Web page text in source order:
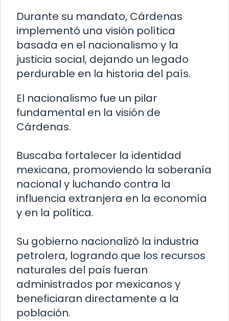
Durante su mandato, Cárdenas
implementó una visión política
basada en el nacionalismo y la
justicia social, dejando un legado
perdurable en la historia del país.
El nacionalismo fue un pilar
fundamental en la visión de
Cárdenas.
Buscaba fortalecer la identidad
mexicana, promoviendo la soberanía
nacional y luchando contra la
influencia extranjera en la economía
y en la política.
Su gobierno nacionalizó la industria
petrolera, logrando que los recursos
naturales del país fueran
administrados por mexicanos y
beneficiaran directamente a la
población.